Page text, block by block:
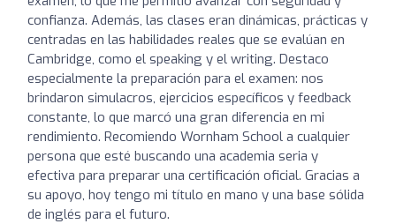
confianza. Además, las clases eran dinámicas, prácticas y
centradas en las habilidades reales que se evalúan en
Cambridge, como el speaking y el writing. Destaco
especialmente la preparación para el examen: nos
brindaron simulacros, ejercicios específicos y feedback
constante, lo que marcó una gran diferencia en mi
rendimiento. Recomiendo Wornham School a cualquier
persona que esté buscando una academia seria y
efectiva para preparar una certificación oficial. Gracias a
su apoyo, hoy tengo mi título en mano y una base sólida
de inglés para el futuro.